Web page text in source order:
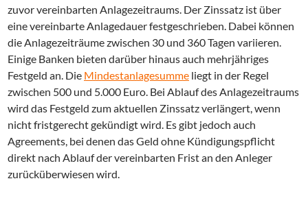
zuvor vereinbarten Anlagezeitraums. Der Zinssatz ist über
eine vereinbarte Anlagedauer festgeschrieben. Dabei können
die Anlagezeiträume zwischen 30 und 360 Tagen variieren.
Einige Banken bieten darüber hinaus auch mehrjähriges
Festgeld an. Die Mindestanlagesumme liegt in der Regel
zwischen 500 und 5.000 Euro. Bei Ablauf des Anlagezeitraums
wird das Festgeld zum aktuellen Zinssatz verlängert, wenn
nicht fristgerecht gekündigt wird. Es gibt jedoch auch
Agreements, bei denen das Geld ohne Kündigungspflicht
direkt nach Ablauf der vereinbarten Frist an den Anleger
zurücküberwiesen wird.